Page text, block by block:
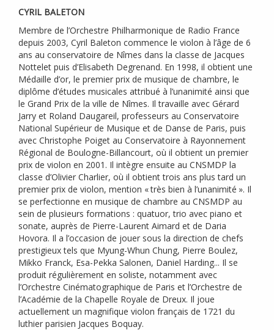
CYRIL BALETON
Membre de l’Orchestre Philharmonique de Radio France
depuis 2003, Cyril Baleton commence le violon à l’âge de 6
ans au conservatoire de Nîmes dans la classe de Jacques
Nottelet puis d’Elisabeth Degrenand. En 1998, il obtient une
Médaille d’or, le premier prix de musique de chambre, le
diplôme d’études musicales attribué à l’unanimité ainsi que
le Grand Prix de la ville de Nîmes. Il travaille avec Gérard
Jarry et Roland Daugareil, professeurs au Conservatoire
National Supérieur de Musique et de Danse de Paris, puis
avec Christophe Poiget au Conservatoire à Rayonnement
Régional de Boulogne-Billancourt, où il obtient un premier
prix de violon en 2001. Il intègre ensuite au CNSMDP la
classe d’Olivier Charlier, où il obtient trois ans plus tard un
premier prix de violon, mention «très bien à l’unanimité ». Il
se perfectionne en musique de chambre au CNSMDP au
sein de plusieurs formations : quatuor, trio avec piano et
sonate, auprès de Pierre-Laurent Aimard et de Daria
Hovora. Il a l’occasion de jouer sous la direction de chefs
prestigieux tels que Myung-Whun Chung, Pierre Boulez,
Mikko Franck, Esa-Pekka Salonen, Daniel Harding... Il se
produit régulièrement en soliste, notamment avec
l’Orchestre Cinématographique de Paris et l’Orchestre de
l’Académie de la Chapelle Royale de Dreux. Il joue
actuellement un magnifique violon français de 1721 du
luthier parisien Jacques Boquay.